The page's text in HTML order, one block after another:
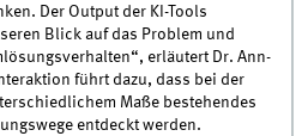
Der Output der KI-Tools
Blick auf das Problem und
erläutert Dr. Ann-
führt dazu, dass bei der
Maße bestehendes
entdeckt werden.